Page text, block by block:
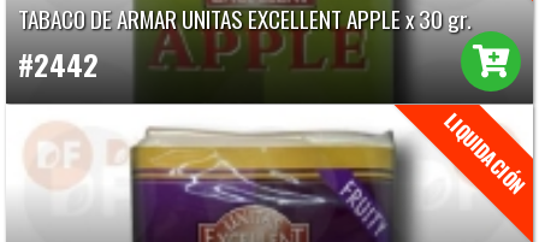
TABACO DE ARMAR UNITAS EXCELLENT APPLE x 30 gr.
#2442